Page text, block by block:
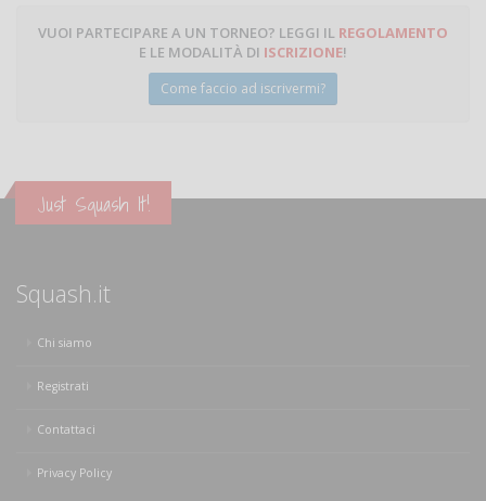
VUOI PARTECIPARE A UN TORNEO? LEGGI IL REGOLAMENTO
E LE MODALITÀ DI ISCRIZIONE!
Come faccio ad iscrivermi?
Just Squash It!
Squash.it
Chi siamo
Registrati
Contattaci
Privacy Policy